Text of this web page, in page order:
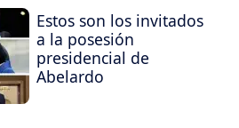
Estos son los invitados
a la posesión
presidencial de
Abelardo